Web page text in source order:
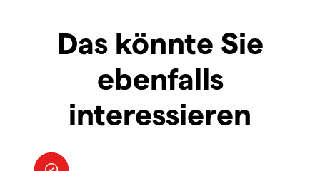
Das könnte Sie
ebenfalls
interessieren